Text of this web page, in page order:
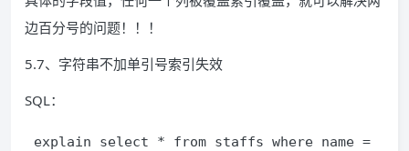
边百分号的问题！！！
5.7、字符串不加单引号索引失效
SQL：
explain select * from staffs where name =